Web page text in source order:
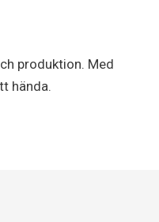
produktion. Med
hända.